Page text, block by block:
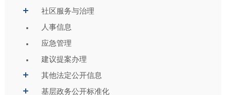
社区服务与治理
人事信息
应急管理
建议提案办理
其他法定公开信息
基层政务公开标准化